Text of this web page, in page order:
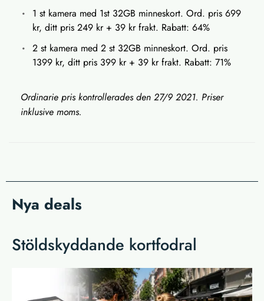
1 st kamera med 1st 32GB minneskort. Ord. pris 699
kr, ditt pris 249 kr + 39 kr frakt. Rabatt: 64%
2 st kamera med 2 st 32GB minneskort. Ord. pris
1399 kr, ditt pris 399 kr + 39 kr frakt. Rabatt: 71%
Ordinarie pris kontrollerades den 27/9 2021. Priser
inklusive moms.
Nya deals
Stöldskyddande kortfodral